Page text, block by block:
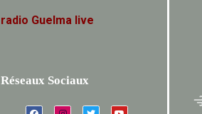
radio Guelma live
Réseaux Sociaux